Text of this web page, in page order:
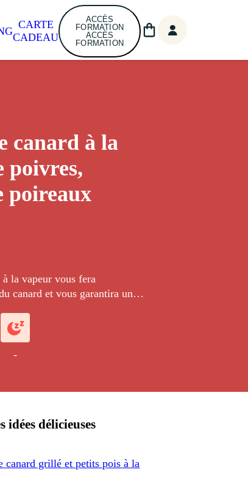
CARTE
CADEAU
ACCÈS
FORMATION
ACCÈS
FORMATION
canard à la
poivres,
poireaux
la vapeur vous fera
canard et vous garantira une
-
idées délicieuses
canard grillé et petits pois à la